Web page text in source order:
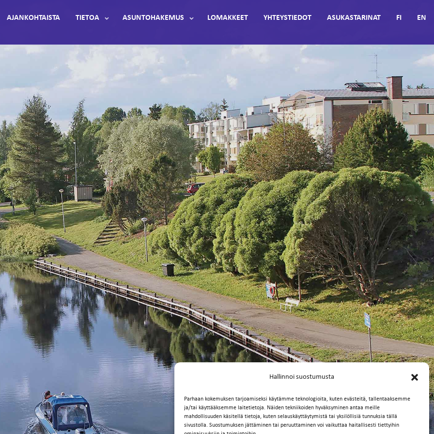
Hallinnoi suostumusta
Parhaan kokemuksen tarjoamiseksi käytämme teknologioita, kuten evästeitä, tallentaaksemme
ja/tai käyttääksemme laitetietoja. Näiden tekniikoiden hyväksyminen antaa meille
mahdollisuuden käsitellä tietoja, kuten selauskäyttäytymistä tai yksilöllisiä tunnuksia tällä
sivustolla. Suostumuksen jättäminen tai peruuttaminen voi vaikuttaa haitallisesti tiettyihin
AJANKOHTAISTA TIETOA ASUNTOHAKEMUS LOMAKKEET YHTEYSTIEDOT ASUKASTARINAT FI EN